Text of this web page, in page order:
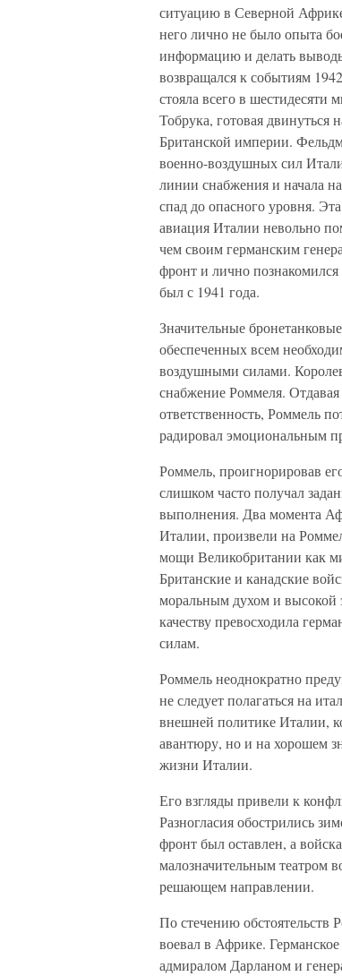
ситуацию в Северной
него лично не было опыта
информацию и делать
возвращался к событиям
стояла всего в шестидесяти
Тобрука, готовая
Британской империи.
военно-воздушных сил
линии снабжения и начала
спад до опасного уровня.
авиация Италии невольно
чем своим германским
фронт и лично познакомился
был с 1941 года.
Значительные
обеспеченных всем
воздушными силами.
снабжение Роммеля. Отдавая
ответственность, Роммель
радировал эмоциональным
Роммель, проигнорировав
слишком часто получал
выполнения. Два момента
Италии, произвели на
мощи Великобритании как
Британские и канадские
моральным духом и высокой
качеству превосходила
силам.
Роммель неоднократно
не следует полагаться на
внешней политике Италии,
авантюру, но и на хорошем
жизни Италии.
Его взгляды привели к
Разногласия обострились
фронт был оставлен, а
малозначительным театром
решающем направлении.
По стечению обстоятельств
воевал в Африке.
адмиралом Дарланом и